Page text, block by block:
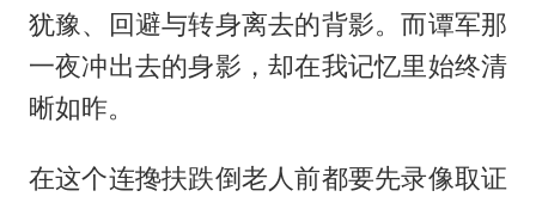
犹豫、回避与转身离去的背影。而谭军那
一夜冲出去的身影，却在我记忆里始终清
晰如昨。
在这个连搀扶跌倒老人前都要先录像取证